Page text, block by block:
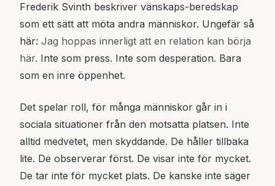
Frederik Svinth beskriver vänskaps-beredskap
som ett sätt att möta andra människor. Ungefär så
här: Jag hoppas innerligt att en relation kan börja
här. Inte som press. Inte som desperation. Bara
som en inre öppenhet.
Det spelar roll, för många människor går in i
sociala situationer från den motsatta platsen. Inte
alltid medvetet, men skyddande. De håller tillbaka
lite. De observerar först. De visar inte för mycket.
De tar inte för mycket plats. De kanske inte säger